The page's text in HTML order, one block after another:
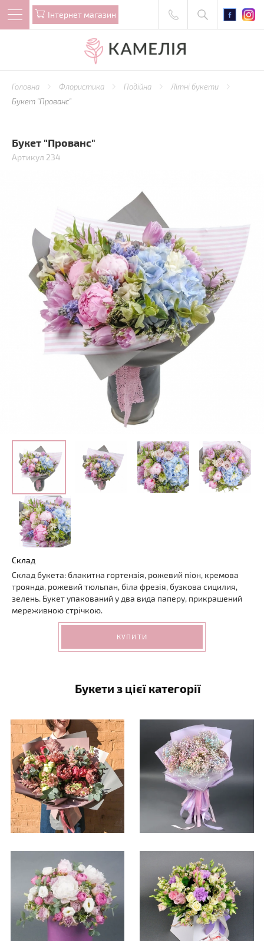
Iнтернет магазин
Головна Флористика Подійна
Літні букети
Букет "Прованс"
Букет "Прованс"
Артикул 234
Склад
Склад букета: блакитна гортензія, рожевий піон, кремова
троянда, рожевий тюльпан, біла фрезія, бузкова сицилия,
зелень. Букет упакований у два вида паперу, прикрашений
мереживною стрічкою.
КУПИТИ
Букети з цієї категорії